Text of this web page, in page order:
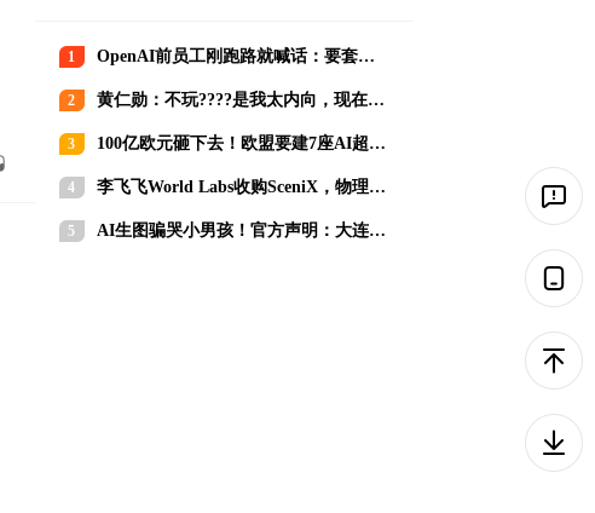
1
OpenAI前员工刚跑路就喊话：要套现
2
黄仁勋：不玩????是我太内向，现在为
3
100亿欧元砸下去！欧盟要建7座AI超级
4
李飞飞World Labs收购SceniX，物理AI
5
AI生图骗哭小男孩！官方声明：大连海